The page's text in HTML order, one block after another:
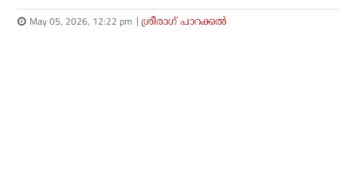
May 05, 2026, 12:22 pm ശ്രീരാഗ് പാറക്കല്‍